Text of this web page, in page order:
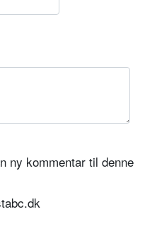
ny kommentar til denne